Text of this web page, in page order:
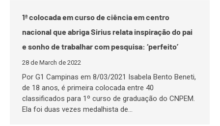
1ª colocada em curso de ciência em centro
nacional que abriga Sirius relata inspiração do pai
e sonho de trabalhar com pesquisa: ‘perfeito’
28 de March de 2022
Por G1 Campinas em 8/03/2021 Isabela Bento Beneti,
de 18 anos, é primeira colocada entre 40
classificados para 1º curso de graduação do CNPEM.
Ela foi duas vezes medalhista de…